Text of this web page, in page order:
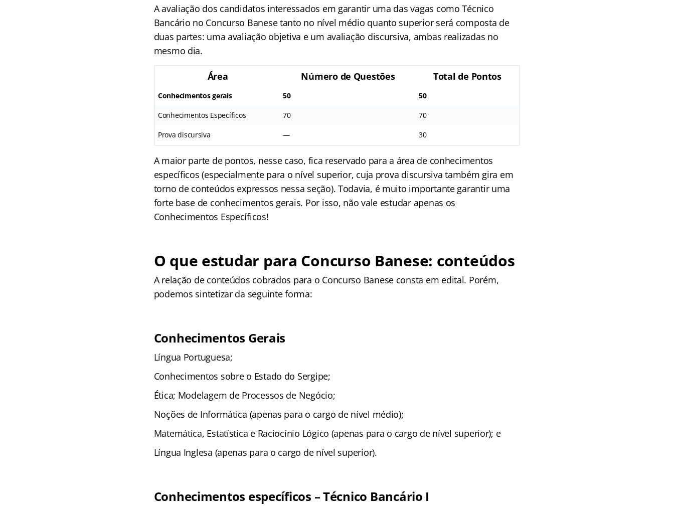
A avaliação dos candidatos interessados em garantir uma das vagas como Técnico
Bancário no Concurso Banese tanto no nível médio quanto superior será composta de
duas partes: uma avaliação objetiva e um avaliação discursiva, ambas realizadas no
mesmo dia.
Área Número de Questões Total de Pontos
Conhecimentos gerais 50 50
Conhecimentos Específicos 70 70
Prova discursiva — 30
A maior parte de pontos, nesse caso, fica reservado para a área de conhecimentos
específicos (especialmente para o nível superior, cuja prova discursiva também gira em
torno de conteúdos expressos nessa seção). Todavia, é muito importante garantir uma
forte base de conhecimentos gerais. Por isso, não vale estudar apenas os
Conhecimentos Específicos!
O que estudar para Concurso Banese: conteúdos
A relação de conteúdos cobrados para o Concurso Banese consta em edital. Porém,
podemos sintetizar da seguinte forma:
Conhecimentos Gerais
Língua Portuguesa;
Conhecimentos sobre o Estado do Sergipe;
Ética; Modelagem de Processos de Negócio;
Noções de Informática (apenas para o cargo de nível médio);
Matemática, Estatística e Raciocínio Lógico (apenas para o cargo de nível superior); e
Língua Inglesa (apenas para o cargo de nível superior).
Conhecimentos específicos – Técnico Bancário I